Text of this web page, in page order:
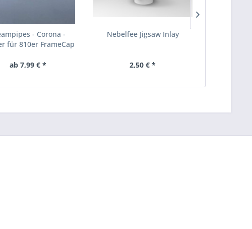
- Corona -
für 810er FrameCap
ab 7,99 € *
Nebelfee Jigsaw Inlay
2,50 € *